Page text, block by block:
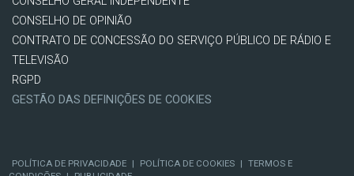
CONSELHO DE OPINIÃO
CONTRATO DE CONCESSÃO DO SERVIÇO PÚBLICO DE RÁDIO E
TELEVISÃO
RGPD
GESTÃO DAS DEFINIÇÕES DE COOKIES
POLÍTICA DE PRIVACIDADE | POLÍTICA DE COOKIES | TERMOS E